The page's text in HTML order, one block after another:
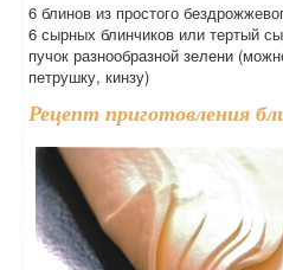
6 блинов из простого
6 сырных блинчиков или тертый
пучок разнообразной зелени
петрушку, кинзу)
Рецепт приготовления